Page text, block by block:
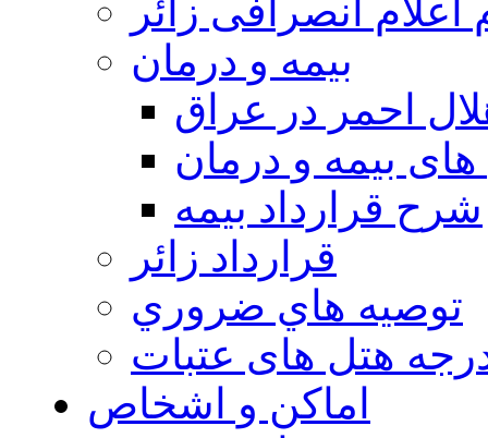
اعلام انصرافی زائر
بيمه و درمان
احمر در عراق
بیمه و درمان
شرح قرارداد بیمه
قرارداد زائر
توصيه هاي ضروري
هتل های عتبات
اماکن و اشخاص